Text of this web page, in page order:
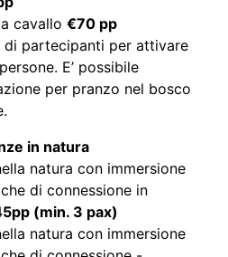
cavallo €70 pp
di partecipanti per attivare
E’ possibile
per pranzo nel bosco
in natura
natura con immersione
di connessione in
(min. 3 pax)
natura con immersione